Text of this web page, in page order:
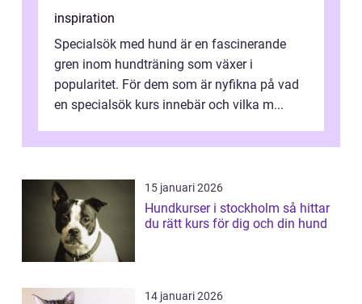
inspiration
Specialsök med hund är en fascinerande
gren inom hundträning som växer i
popularitet. För dem som är nyfikna på vad
en specialsök kurs innebär och vilka m...
15 januari 2026
Hundkurser i stockholm så hittar
du rätt kurs för dig och din hund
14 januari 2026